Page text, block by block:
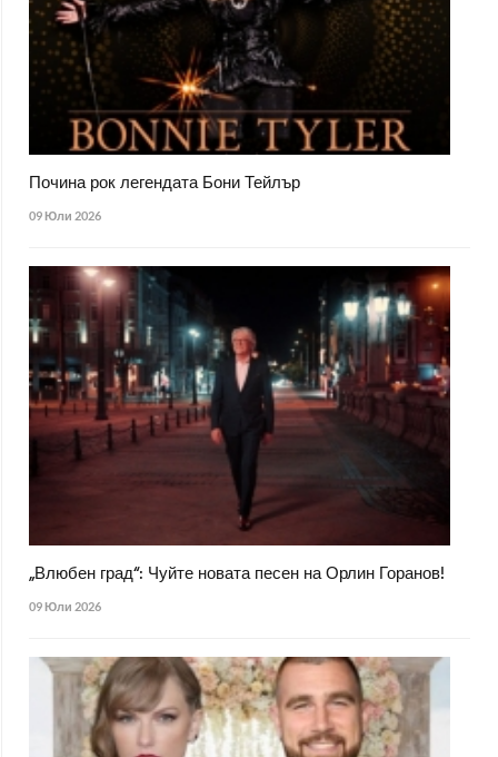
Почина рок легендата Бони Тейлър
09 Юли 2026
„Влюбен град“: Чуйте новата песен на Орлин Горанов!
09 Юли 2026